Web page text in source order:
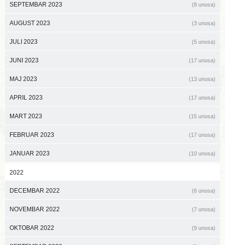
SEPTEMBAR 2023 (8 unosa)
AUGUST 2023 (3 unosa)
JULI 2023 (5 unosa)
JUNI 2023 (17 unosa)
MAJ 2023 (13 unosa)
APRIL 2023 (17 unosa)
MART 2023 (15 unosa)
FEBRUAR 2023 (17 unosa)
JANUAR 2023 (10 unosa)
2022
DECEMBAR 2022 (6 unosa)
NOVEMBAR 2022 (7 unosa)
OKTOBAR 2022 (9 unosa)